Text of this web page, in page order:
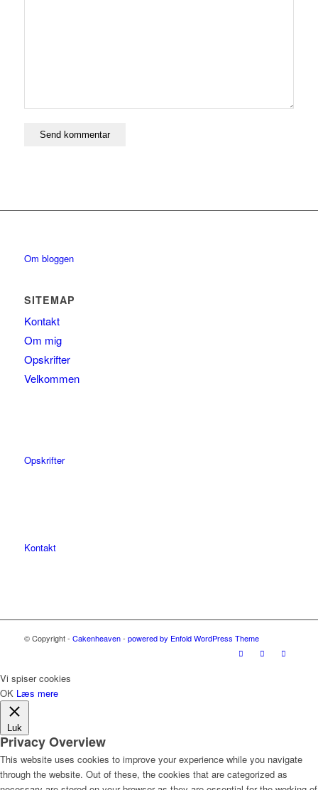
Om bloggen
SITEMAP
Kontakt
Om mig
Opskrifter
Velkommen
Opskrifter
Kontakt
© Copyright - Cakenheaven- powered by Enfold WordPress Theme
Vi spiser cookies
OK Læs mere
Luk
Privacy Overview
This website uses cookies to improve your experience while you navigate
through the website. Out of these, the cookies that are categorized as